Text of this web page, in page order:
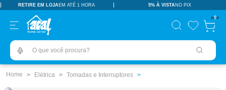
RETIRE EM LOJAEM ATÉ 1 HORA 5% À VISTANO PIX
0
O que você procura?
Elétrica Tomadas e Interruptores
TERMOS MAIS BUSCADOS
pisos revestimentos
º ceramica
tinta